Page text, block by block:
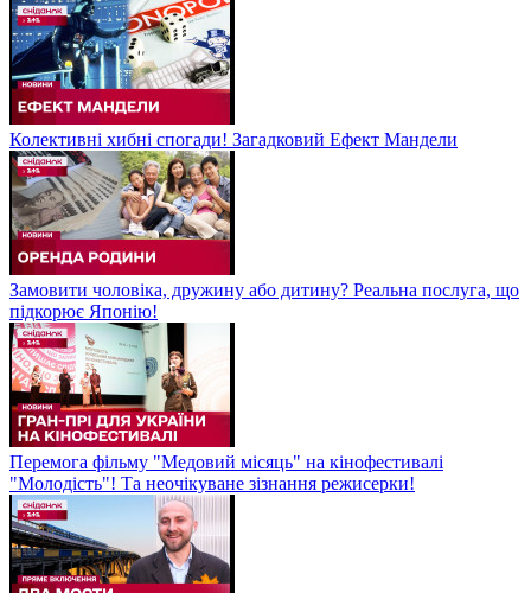
Колективні хибні спогади! Загадковий Ефект Мандели
Замовити чоловіка, дружину або дитину? Реальна послуга, що
підкорює Японію!
Перемога фільму "Медовий місяць" на кінофестивалі
"Молодість"! Та неочікуване зізнання режисерки!